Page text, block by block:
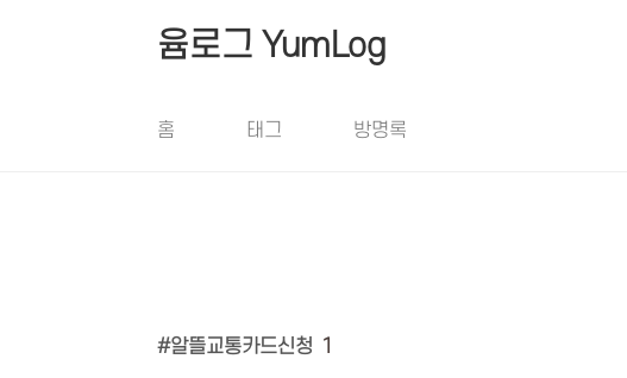
윰로그 YumLog
홈 태그 방명록
알뜰교통카드신청 1